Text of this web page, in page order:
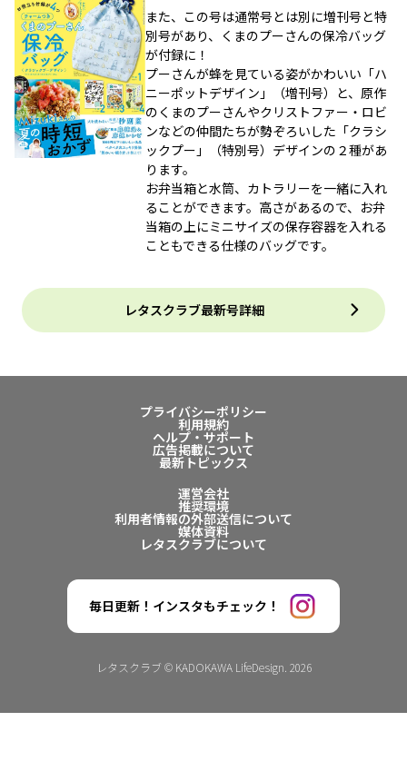
また、この号は通常号とは別に増刊号と特
別号があり、くまのプーさんの保冷バッグ
が付録に！
プーさんが蜂を見ている姿がかわいい「ハ
ニーポットデザイン」（増刊号）と、原作
のくまのプーさんやクリストファー・ロビ
ンなどの仲間たちが勢ぞろいした「クラシ
ックプー」（特別号）デザインの２種があ
ります。
お弁当箱と水筒、カトラリーを一緒に入れ
ることができます。高さがあるので、お弁
当箱の上にミニサイズの保存容器を入れる
こともできる仕様のバッグです。
レタスクラブ最新号詳細
プライバシーポリシー
利用規約
ヘルプ・サポート
広告掲載について
最新トピックス
運営会社
推奨環境
利用者情報の外部送信について
媒体資料
レタスクラブについて
毎日更新！インスタもチェック！
レタスクラブ © KADOKAWA LifeDesign. 2026